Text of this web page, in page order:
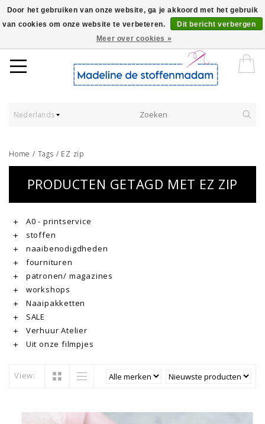
Worldwide Shipping - Onze stoffen worden verkocht per 10 cm.
Nederlands
Home / Tags / EZ zip
PRODUCTEN GETAGD MET EZ ZIP
A0 - printservice
stoffen
naaibenodigdheden
fournituren
patronen/ magazines
workshops
Naaipakketten
SALE
Verhuur Atelier
Uit onze filmpjes
View:
Door het gebruiken van onze website, ga je akkoord met het gebruik
van cookies om onze website te verbeteren.
Dit bericht verbergen
Meer over cookies »